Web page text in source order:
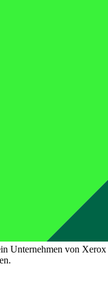
Unternehmen von Xerox